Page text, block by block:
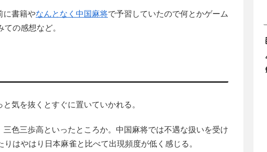
に書籍やなんとなく中国麻将で予習していたので何とかゲーム
の感想など。
気を抜くとすぐに置いていかれる。
色三歩高といったところか。中国麻将では不遇な扱いを受け
はやはり日本麻雀と比べて出現頻度が低く感じる。